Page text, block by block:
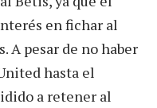
en fichar al
A pesar de no haber
hasta el
a retener al